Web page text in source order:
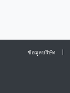
ข้อมูลบริษัท